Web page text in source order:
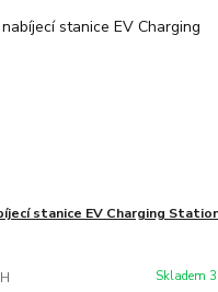
stanice EV Charging
Skladem